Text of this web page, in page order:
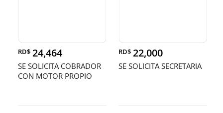
RD$ 24,464
SE SOLICITA COBRADOR
CON MOTOR PROPIO
RD$ 22,000
SE SOLICITA SECRETARIA